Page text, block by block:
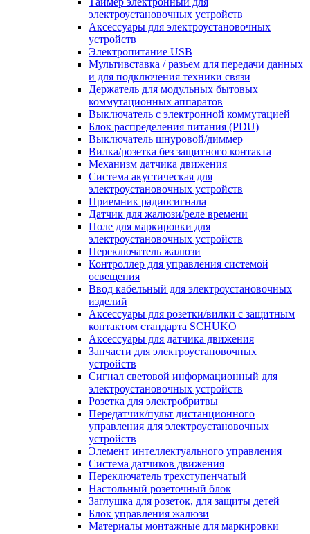
электроустановочных устройств
Аксессуары для электроустановочных
устройств
Электропитание USB
Мультивставка / разъем для передачи данных
и для подключения техники связи
Держатель для модульных бытовых
коммутационных аппаратов
Выключатель с электронной коммутацией
Блок распределения питания (PDU)
Выключатель шнуровой/диммер
Вилка/розетка без защитного контакта
Механизм датчика движения
Система акустическая для
электроустановочных устройств
Приемник радиосигнала
Датчик для жалюзи/реле времени
Поле для маркировки для
электроустановочных устройств
Переключатель жалюзи
Контроллер для управления системой
освещения
Ввод кабельный для электроустановочных
изделий
Аксессуары для розетки/вилки с защитным
контактом стандарта SCHUKO
Аксессуары для датчика движения
Запчасти для электроустановочных
устройств
Сигнал световой информационный для
электроустановочных устройств
Розетка для электробритвы
Передатчик/пульт дистанционного
управления для электроустановочных
устройств
Элемент интеллектуального управления
Система датчиков движения
Переключатель трехступенчатый
Настольный розеточный блок
Заглушка для розеток, для защиты детей
Блок управления жалюзи
Материалы монтажные для маркировки